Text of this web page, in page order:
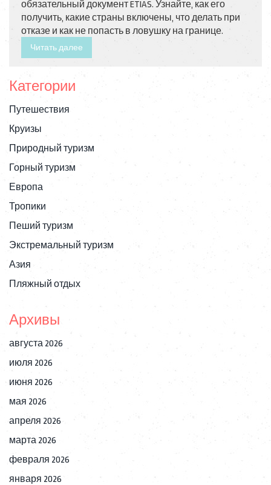
обязательный документ ETIAS. Узнайте, как его
получить, какие страны включены, что делать при
отказе и как не попасть в ловушку на границе.
Читать далее
Категории
Путешествия
Круизы
Природный туризм
Горный туризм
Европа
Тропики
Пеший туризм
Экстремальный туризм
Азия
Пляжный отдых
Архивы
августа 2026
июля 2026
июня 2026
мая 2026
апреля 2026
марта 2026
февраля 2026
января 2026